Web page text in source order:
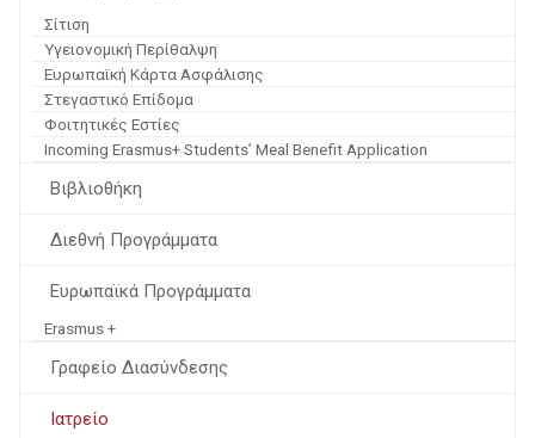
Σίτιση
Υγειονομική Περίθαλψη
Ευρωπαϊκή Κάρτα Ασφάλισης
Στεγαστικό Επίδομα
Φοιτητικές Εστίες
Incoming Erasmus+ Students’ Meal Benefit Application
Βιβλιοθήκη
Διεθνή Προγράμματα
Ευρωπαϊκά Προγράμματα
Erasmus +
Γραφείο Διασύνδεσης
Ιατρείο